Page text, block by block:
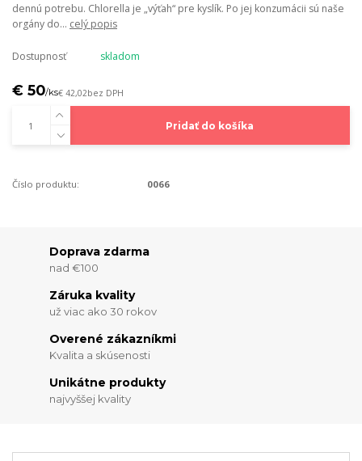
dennú potrebu. Chlorella je „výťah“ pre kyslík. Po jej konzumácii sú naše
orgány do... celý popis
Dostupnosť skladom
€ 50/ks€ 42,02bez DPH
Pridať do košíka
Číslo produktu: 0066
Doprava zdarma
nad €100
Záruka kvality
už viac ako 30 rokov
Overené zákazníkmi
Kvalita a skúsenosti
Unikátne produkty
najvyššej kvality